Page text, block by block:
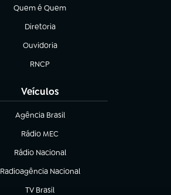
Quem é Quem
(abre em nova aba)
Diretoria
(abre em nova aba)
Ouvidoria
(abre em nova aba)
RNCP
(abre em nova aba)
Veículos
Agência Brasil
(abre em nova aba)
Rádio MEC
(abre em nova aba)
Rádio Nacional
Radioagência Nacional
(abre em nova aba)
TV Brasil